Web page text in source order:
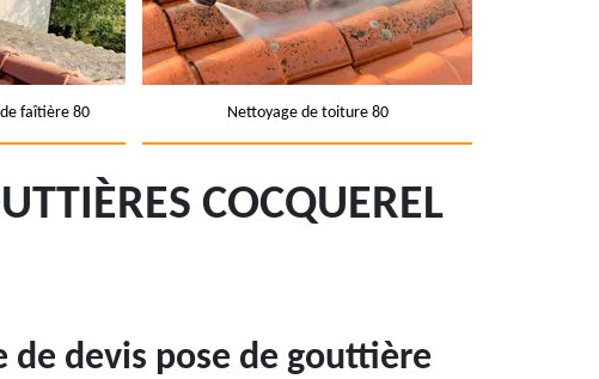
faîtière 80 Nettoyage de toiture 80
COCQUEREL
de devis pose de gouttière